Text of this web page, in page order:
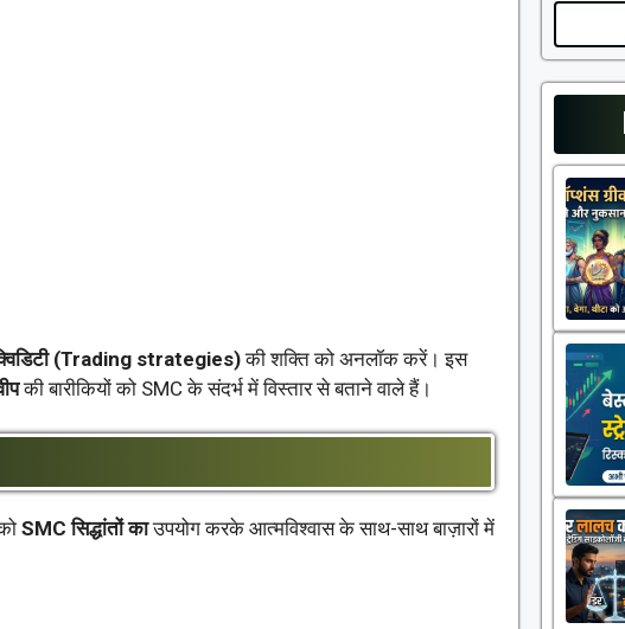
(Trading strategies)की शक्ति को अनलॉक करें। इस
की बारीकियों को SMC के संदर्भ में विस्तार से बताने वाले हैं।
SMC सिद्धांतों काउपयोग करके आत्मविश्वास के साथ-साथ बाज़ारों में